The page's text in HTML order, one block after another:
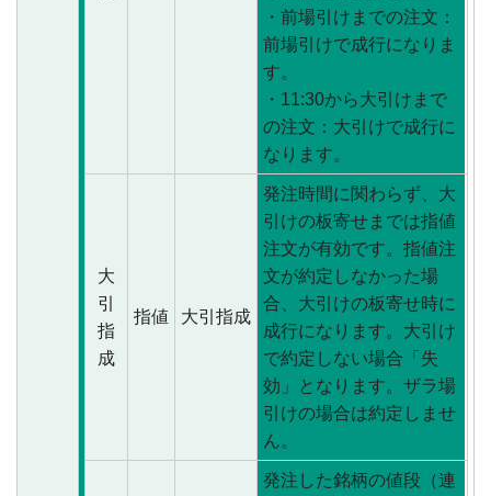
・前場引けまでの注文：
前場引けで成行になりま
す。
・11:30から大引けまで
の注文：大引けで成行に
なります。
大
引
指
成
指値 大引指成
発注時間に関わらず、大
引けの板寄せまでは指値
注文が有効です。指値注
文が約定しなかった場
合、大引けの板寄せ時に
成行になります。大引け
で約定しない場合「失
効」となります。ザラ場
引けの場合は約定しませ
ん。
発注した銘柄の値段（連